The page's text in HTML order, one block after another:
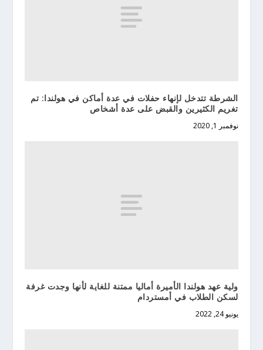
الشرطة تتدخل لإنهاء حفلات في عدة أماكن في هولندا: تم
تغريم الكثيرين والقبض على عدة أشخاص
نوفمبر 1, 2020
ولية عهد هولندا الأميرة أماليا ممتنة للغاية لأنها وجدت غرفة
لسكن الطلاب في أمستردام
يونيو 24, 2022